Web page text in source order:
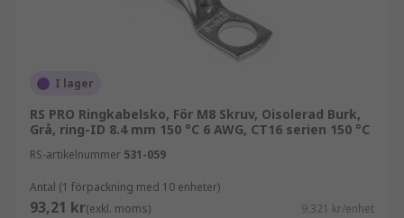
I lager
RS PRO Ringkabelsko, För M8 Skruv, Oisolerad Burk,
Grå, ring-ID 8.4 mm 150 °C 6 AWG, CT16 serien 150 °C
RS-artikelnummer 531-059
Antal (1 förpackning med 10 enheter)
93,21 kr(exkl. moms) 9,321 kr/enhet